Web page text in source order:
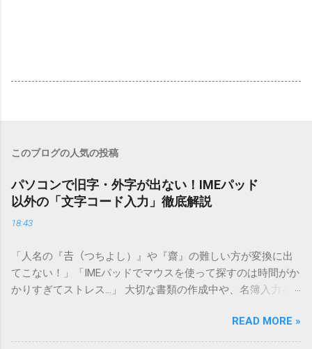
このブログの人気の投稿
パソコンで旧字・外字が出ない！IMEパッド
以外の「文字コード入力」徹底解説
18:43
「人名の『𠮷（つちよし）』や『齋』の難しい方が変換に出
てこない！」「IMEパッドでマウスを使って探すのは時間がか
かりすぎてストレス…」 大切な書類の作成中や、名簿入力を
てしまいますよね。多くの人が「IMEパッド（手書き入力）」
を使いますが、実はマウスで一画ずつ書くのは非効率です
READ MORE »